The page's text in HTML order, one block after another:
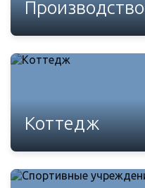
Производство
Коттедж